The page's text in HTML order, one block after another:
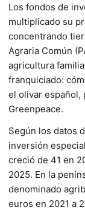
Los fondos de
multiplicado su
concentrando
Agraria Común
agricultura
franquiciado:
el olivar español,
Greenpeace.
Según los datos
inversión
creció de 41 en
2025. En la
denominado
euros en 2021 a